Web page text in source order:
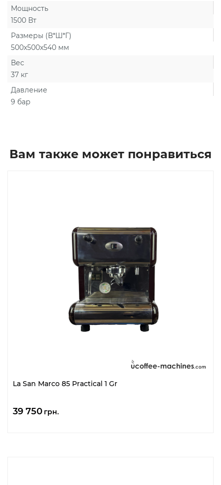
Мощность
1500 Вт
Размеры (В*Ш*Г)
500х500х540 мм
Вес
37 кг
Давление
9 бар
Вам также может понравиться
La San Marco 85 Practical 1 Gr
39 750 грн.